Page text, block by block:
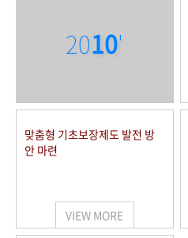
2010'
맞춤형 기초보장제도 발전 방
안 마련
VIEW MORE